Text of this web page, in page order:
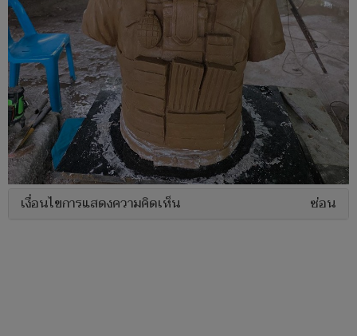
เงื่อนไขการแสดงความคิดเห็น ซ่อน